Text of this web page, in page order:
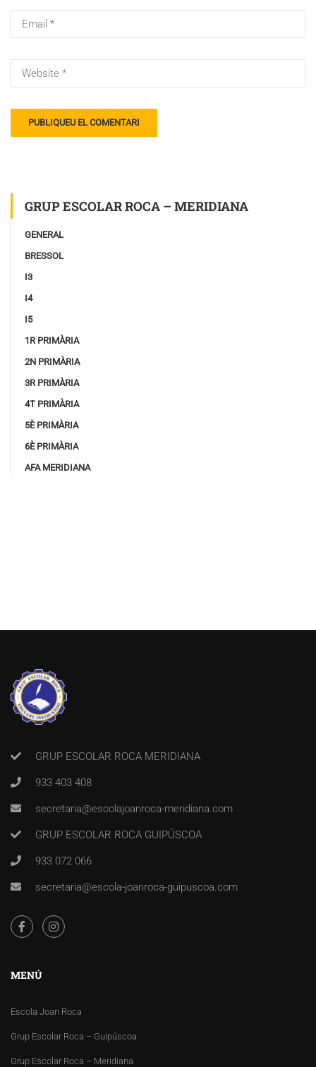
GRUP ESCOLAR ROCA – MERIDIANA
GENERAL
BRESSOL
I3
I4
I5
1R PRIMÀRIA
2N PRIMÀRIA
3R PRIMÀRIA
4T PRIMÀRIA
5È PRIMÀRIA
6È PRIMÀRIA
AFA MERIDIANA
GRUP ESCOLAR ROCA MERIDIANA
933 403 408
secretaria@escolajoanroca-meridiana.com
GRUP ESCOLAR ROCA GUIPÚSCOA
933 072 066
secretaria@escola-joanroca-guipuscoa.com
MENÚ
Escola Joan Roca
Grup Escolar Roca – Guipúscoa
Grup Escolar Roca – Meridiana